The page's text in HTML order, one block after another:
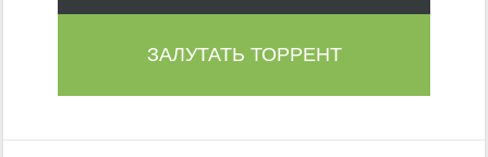
ЗАЛУТАТЬ ТОРРЕНТ